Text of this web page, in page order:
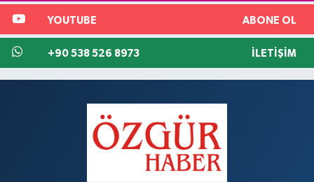
YOUTUBE ABONE OL
+90 538 526 8973 İLETIŞIM